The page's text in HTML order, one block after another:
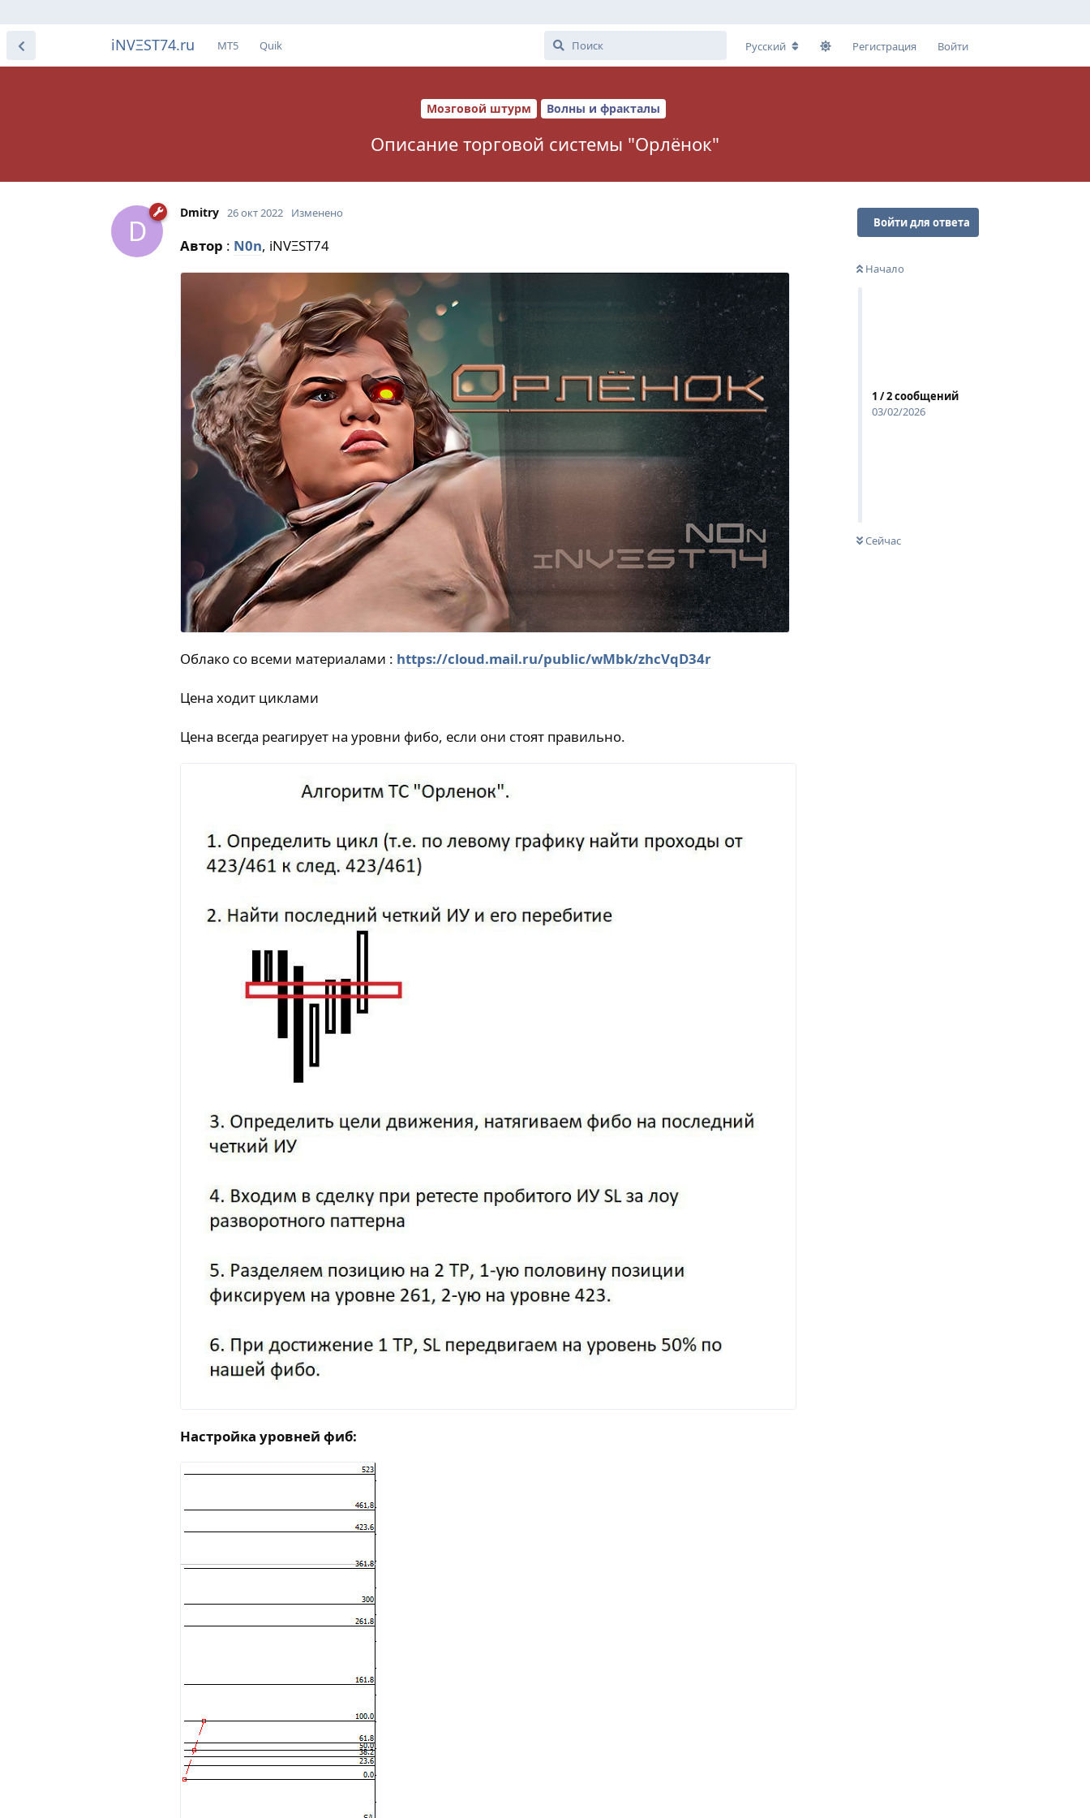
iNVΞST74.ru МТ5 Quik Русский Регистрация Войти
Мозговой штурм Волны и фракталы
Описание торговой системы "Орлёнок"
Войти для ответа
Начало
1 /2сообщений
03/02/2026
Сейчас
D
Dmitry 26 окт 2022 Изменено
Автор : N0n, iNVΞST74
Облако со всеми материалами : https://cloud.mail.ru/public/wMbk/zhcVqD34r
Цена ходит циклами
Цена всегда реагирует на уровни фибо, если они стоят правильно.
Настройка уровней фиб: